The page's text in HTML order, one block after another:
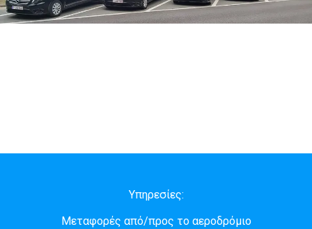
Υπηρεσίες:
Μεταφορές από/προς το αεροδρόμιο